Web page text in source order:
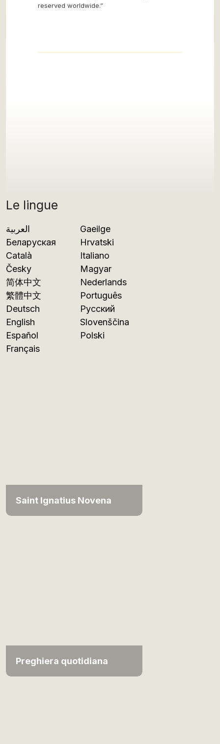
Le lingue
العربية
Беларуская
Català
Česky
简体中文
繁體中文
Deutsch
English
Español
Français
Gaeilge
Hrvatski
Italiano
Magyar
Nederlands
Português
Русский
Slovenščina
Polski
Saint Ignatius Novena
Preghiera quotidiana
reserved worldwide.”